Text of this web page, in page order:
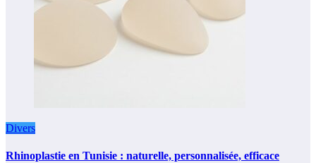
Divers
Rhinoplastie en Tunisie : naturelle, personnalisée, efficace